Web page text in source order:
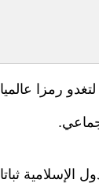
رمزا
الإسلامية